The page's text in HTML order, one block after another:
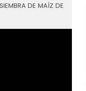
DE MAÍZ DE